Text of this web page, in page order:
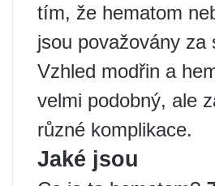
tím, že hematom
jsou považovány za
Vzhled modřin a
velmi podobný, ale
různé komplikace.
Jaké jsou